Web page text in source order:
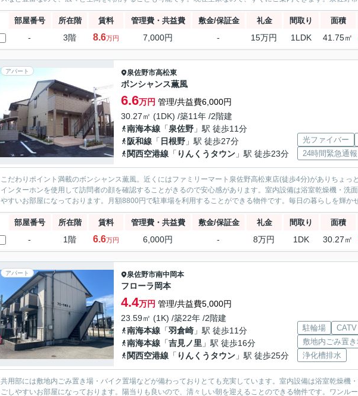
部屋番号 所在階 賃料 管理費・共益費 敷金/保証金 礼金 間取り 面積
- 3階 8.6万円 7,000円 - 15万円 1LDK 41.75㎡
アパート 泉佐野市高松東
ボンシャンス薫風
6.6万円 管理/共益費6,000円
30.27㎡ (1DK) /築11年 /2階建
南海本線 「泉佐野 」駅 徒歩11分
阪和線 「 日根野 」駅 徒歩27分
関西空港線 「 りんくうタウン 」駅 徒歩23分
光ファイバー
24時間緊急通
こだわりポイント満載のボンシャンス薫風。近くにはファミリーマート泉佐野高松東店(徒歩4分)がありちょっ
インターホンを使用して訪問者の顔を確認することがきるので安心感があります。室内設備は浴室乾燥機・洗
やすいお部屋になっております。月額8800円で駐車場を利用することができる物件です。毎日の暮らしを輝か
部屋番号 所在階 賃料 管理費・共益費 敷金/保証金 礼金 間取り 面積
- 1階 6.6万円 6,000円 - 8万円 1DK 30.27㎡
アパート 泉佐野市南中岡本
フローラ岡本
4.4万円 管理/共益費5,000円
23.59㎡ (1K) /築22年 /2階建
南海本線 「羽倉崎 」駅 徒歩11分
南海本線 「吉見ノ里 」駅 徒歩16分
関西空港線 「 りんくうタウン 」駅 徒歩25分
駐輪場 CATV
敷地内ごみ置
浄化槽排水
共用部には敷地内ごみ置き場・バイク置場などが備わっておりとても充実しています。室内設備は浴室乾燥機
ごしやすいお部屋になっております。陽当りも良いので、清々しい朝を迎えることのできる物件です。ワンル